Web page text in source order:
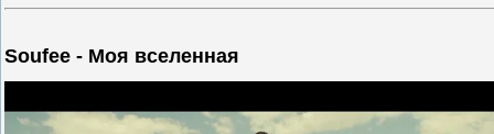
Soufee - Моя вселенная